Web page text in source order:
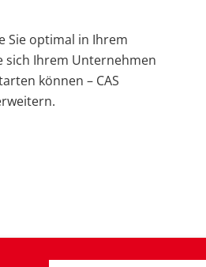
Sie optimal in Ihrem
sich Ihrem Unternehmen
können – CAS